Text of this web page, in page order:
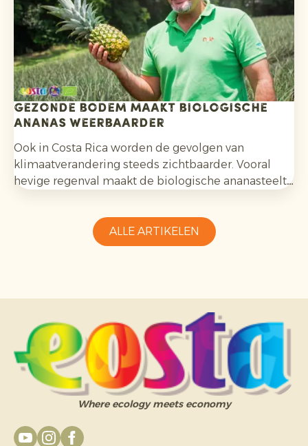
Gezonde bodem maakt biologische
ananas weerbaarder
Ook in Costa Rica worden de gevolgen van
klimaatverandering steeds zichtbaarder. Vooral
hevige regenval maakt de biologische ananasteelt
ALLE ARTIKELEN
Where ecology meets economy